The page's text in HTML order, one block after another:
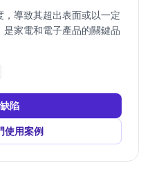
導致其超出表面或以一定
家電和電子產品的關鍵品
陷
使用案例